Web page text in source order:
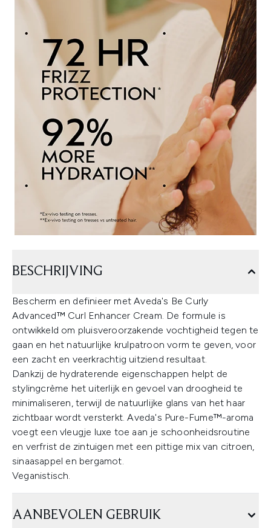
BESCHRIJVING
Bescherm en definieer met Aveda's Be Curly
Advanced™ Curl Enhancer Cream. De formule is
ontwikkeld om pluisveroorzakende vochtigheid tegen te
gaan en het natuurlijke krulpatroon vorm te geven, voor
een zacht en veerkrachtig uitziend resultaat.
Dankzij de hydraterende eigenschappen helpt de
stylingcrème het uiterlijk en gevoel van droogheid te
minimaliseren, terwijl de natuurlijke glans van het haar
zichtbaar wordt versterkt. Aveda's Pure-Fume™-aroma
voegt een vleugje luxe toe aan je schoonheidsroutine
en verfrist de zintuigen met een pittige mix van citroen,
sinaasappel en bergamot.
Veganistisch.
AANBEVOLEN GEBRUIK